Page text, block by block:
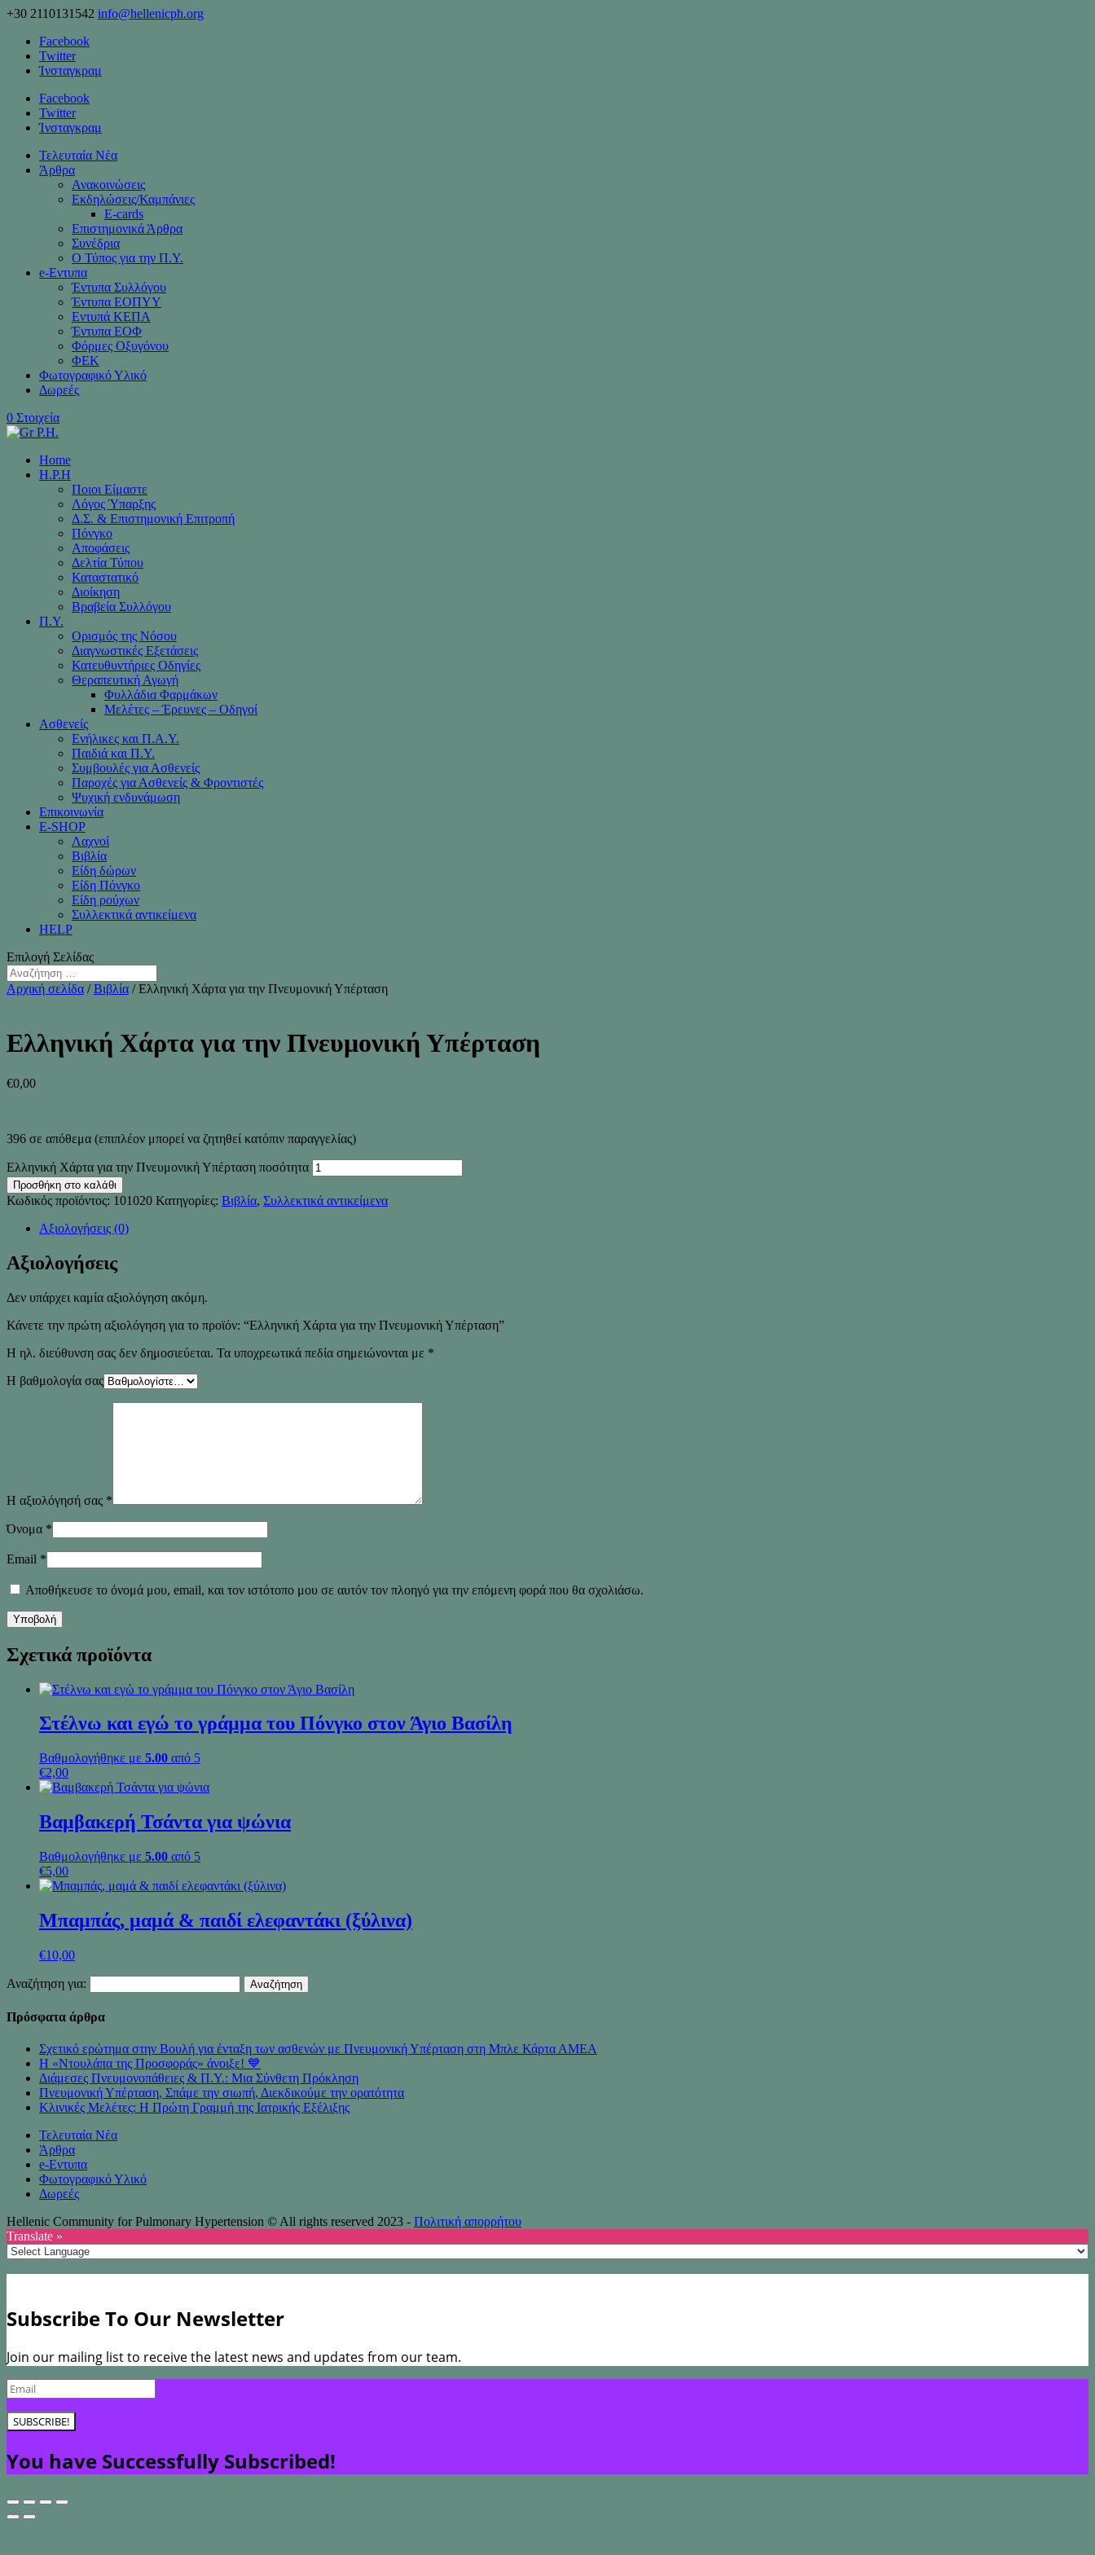
+30 2110131542 info@hellenicph.org
Facebook
Twitter
Ίνσταγκραμ
Facebook
Twitter
Ίνσταγκραμ
Τελευταία Νέα
Άρθρα
Ανακοινώσεις
Εκδηλώσεις/Καμπάνιες
Ε-cards
Επιστημονικά Άρθρα
Συνέδρια
Ο Τύπος για την Π.Υ.
e-Eντυπα
Έντυπα Συλλόγου
Έντυπα ΕΟΠΥΥ
Εντυπά ΚΕΠΑ
Έντυπα ΕΟΦ
Φόρμες Οξυγόνου
ΦΕΚ
Φωτογραφικό Υλικό
Δωρεές
0 Στοιχεία
Home
H.P.H
Ποιοι Είμαστε
Λόγος Ύπαρξης
Δ.Σ. & Επιστημονική Επιτροπή
Πόνγκο
Αποφάσεις
Δελτία Τύπου
Καταστατικό
Διοίκηση
Βραβεία Συλλόγου
Π.Υ.
Ορισμός της Νόσου
Διαγνωστικές Εξετάσεις
Κατευθυντήριες Οδηγίες
Θεραπευτική Αγωγή
Φυλλάδια Φαρμάκων
Μελέτες – Έρευνες – Οδηγοί
Ασθενείς
Ενήλικες και Π.Α.Υ.
Παιδιά και Π.Υ.
Συμβουλές για Ασθενείς
Παροχές για Ασθενείς & Φροντιστές
Ψυχική ενδυνάμωση
Επικοινωνία
Ε-SHOP
Λαχνοί
Βιβλία
Είδη δώρων
Είδη Πόνγκο
Είδη ρούχων
Συλλεκτικά αντικείμενα
HELP
Επιλογή Σελίδας
Αρχική σελίδα /Βιβλία / Ελληνική Χάρτα για την Πνευμονική Υπέρταση
Ελληνική Χάρτα για την Πνευμονική Υπέρταση
€0,00
396 σε απόθεμα (επιπλέον μπορεί να ζητηθεί κατόπιν παραγγελίας)
Ελληνική Χάρτα για την Πνευμονική Υπέρταση ποσότητα
Προσθήκη στο καλάθι
Κωδικός προϊόντος: 101020 Κατηγορίες: Βιβλία, Συλλεκτικά αντικείμενα
Αξιολογήσεις (0)
Αξιολογήσεις
Δεν υπάρχει καμία αξιολόγηση ακόμη.
Κάνετε την πρώτη αξιολόγηση για το προϊόν: “Ελληνική Χάρτα για την Πνευμονική Υπέρταση”
Η ηλ. διεύθυνση σας δεν δημοσιεύεται. Τα υποχρεωτικά πεδία σημειώνονται με *
Η βαθμολογία σας
Η αξιολόγησή σας *
Όνομα *
Email *
Αποθήκευσε το όνομά μου, email, και τον ιστότοπο μου σε αυτόν τον πλοηγό για την επόμενη φορά που θα σχολιάσω.
Σχετικά προϊόντα
Στέλνω και εγώ το γράμμα του Πόνγκο στον Άγιο Βασίλη
Βαθμολογήθηκε με 5.00 από 5
€2,00
Βαμβακερή Τσάντα για ψώνια
Βαθμολογήθηκε με 5.00 από 5
€5,00
Μπαμπάς, μαμά & παιδί ελεφαντάκι (ξύλινα)
€10,00
Αναζήτηση για:
Πρόσφατα άρθρα
Σχετικό ερώτημα στην Βουλή για ένταξη των ασθενών με Πνευμονική Υπέρταση στη Μπλε Κάρτα ΑΜΕΑ
Η «Ντουλάπα της Προσφοράς» άνοιξε! 💙
Διάμεσες Πνευμονοπάθειες & Π.Υ.: Μια Σύνθετη Πρόκληση
Πνευμονική Υπέρταση, Σπάμε την σιωπή, Διεκδικούμε την ορατότητα
Κλινικές Μελέτες: Η Πρώτη Γραμμή της Ιατρικής Εξέλιξης
Τελευταία Νέα
Άρθρα
e-Eντυπα
Φωτογραφικό Υλικό
Δωρεές
Hellenic Community for Pulmonary Hypertension © All rights reserved 2023 - Πολιτική απορρήτου
Translate »
Subscribe To Our Newsletter
Join our mailing list to receive the latest news and updates from our team.
SUBSCRIBE!
You have Successfully Subscribed!